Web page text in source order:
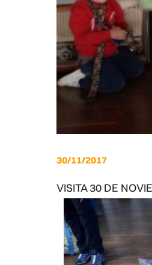
30/11/2017
VISITA 30 DE